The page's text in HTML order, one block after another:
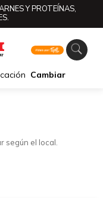
Y PROTEÍNAS,
Cambiar
según el local.